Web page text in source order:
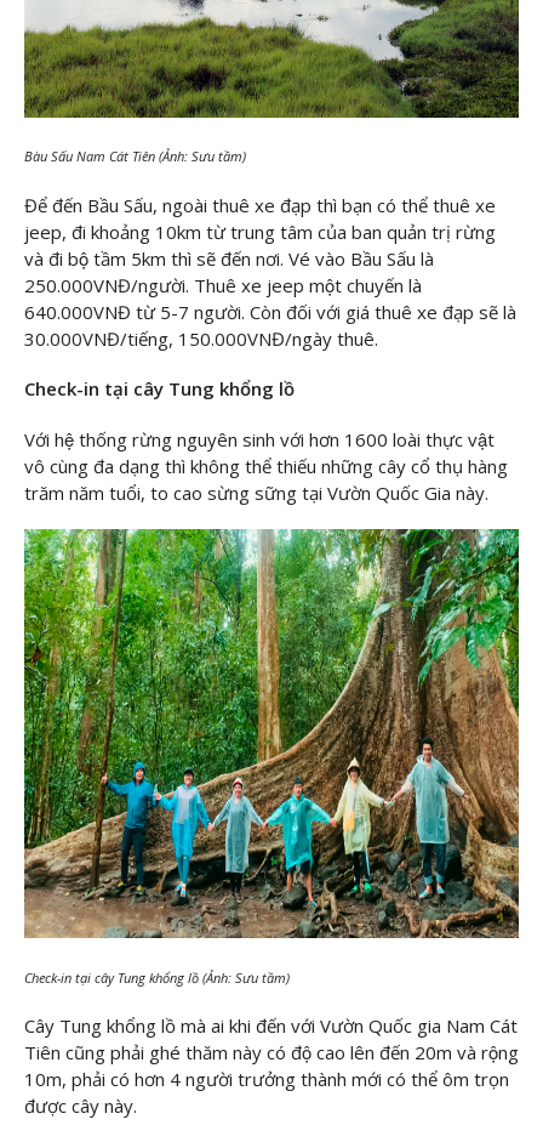
Bàu Sấu Nam Cát Tiên (Ảnh: Sưu tầm)
Để đến Bầu Sấu, ngoài thuê xe đạp thì bạn có thể thuê xe
jeep, đi khoảng 10km từ trung tâm của ban quản trị rừng
và đi bộ tầm 5km thì sẽ đến nơi. Vé vào Bầu Sấu là
250.000VNĐ/người. Thuê xe jeep một chuyến là
640.000VNĐ từ 5-7 người. Còn đối với giá thuê xe đạp sẽ là
30.000VNĐ/tiếng, 150.000VNĐ/ngày thuê.
Check-in tại cây Tung khổng lồ
Với hệ thống rừng nguyên sinh với hơn 1600 loài thực vật
vô cùng đa dạng thì không thể thiếu những cây cổ thụ hàng
trăm năm tuổi, to cao sừng sững tại Vườn Quốc Gia này.
Check-in tại cây Tung khổng lồ (Ảnh: Sưu tầm)
Cây Tung khổng lồ mà ai khi đến với Vườn Quốc gia Nam Cát
Tiên cũng phải ghé thăm này có độ cao lên đến 20m và rộng
10m, phải có hơn 4 người trưởng thành mới có thể ôm trọn
được cây này.